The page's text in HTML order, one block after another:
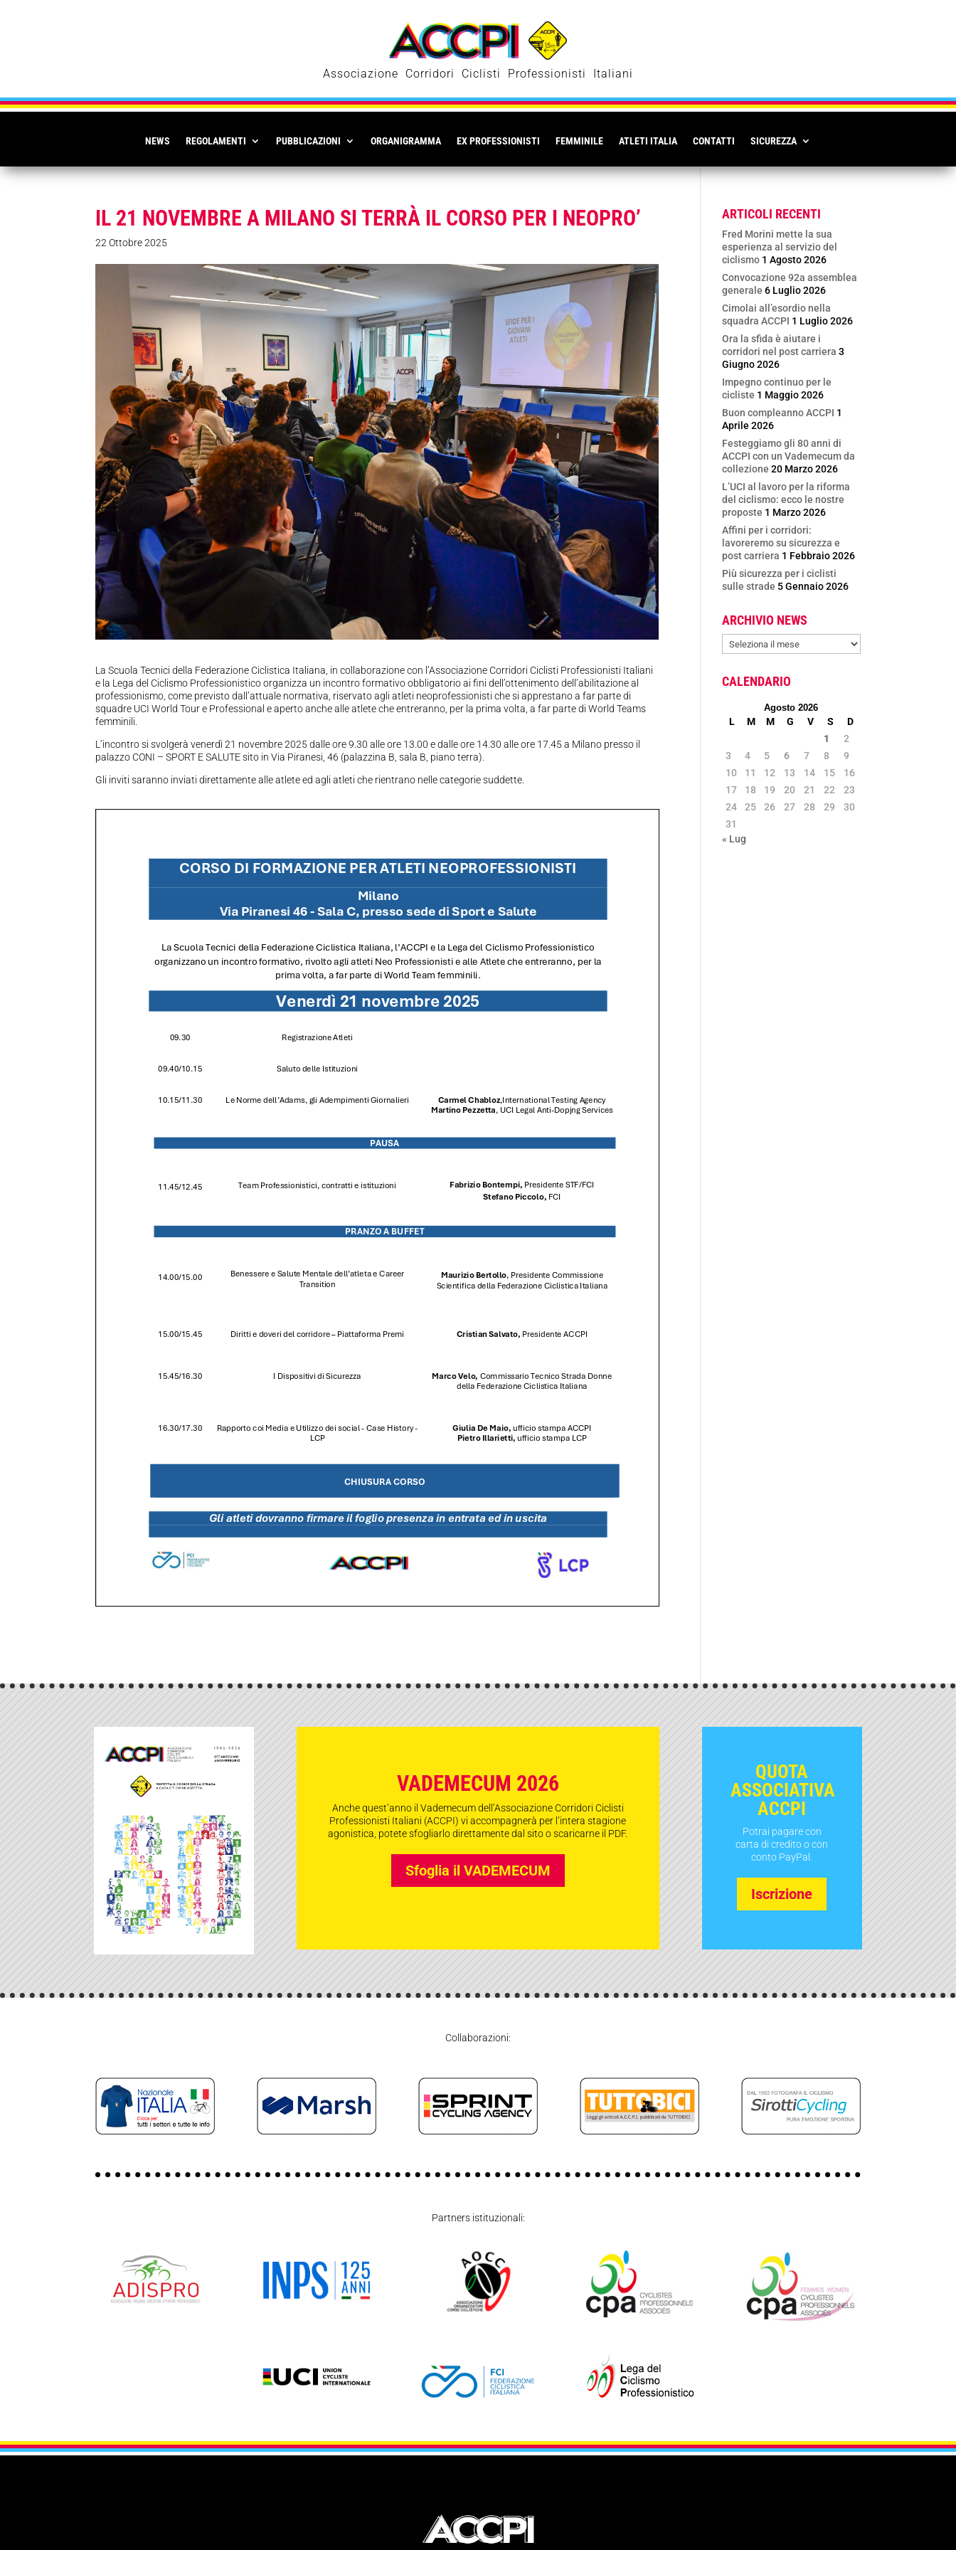
Associazione Corridori Ciclisti Professionisti Italiani
NEWS REGOLAMENTI PUBBLICAZIONI ORGANIGRAMMA EX PROFESSIONISTI FEMMINILE ATLETI ITALIA CONTATTI SICUREZZA
IL 21 NOVEMBRE A MILANO SI TERRÀ IL CORSO PER I NEOPRO’
22 Ottobre 2025
La Scuola Tecnici della Federazione Ciclistica Italiana, in collaborazione con l’Associazione Corridori Ciclisti Professionisti Italiani
e la Lega del Ciclismo Professionistico organizza un incontro formativo obbligatorio ai fini dell’ottenimento dell’abilitazione al
professionismo, come previsto dall’attuale normativa, riservato agli atleti neoprofessionisti che si apprestano a far parte di
squadre UCI World Tour e Professional e aperto anche alle atlete che entreranno, per la prima volta, a far parte di World Teams
femminili.
L’incontro si svolgerà venerdì 21 novembre 2025 dalle ore 9.30 alle ore 13.00 e dalle ore 14.30 alle ore 17.45 a Milano presso il
palazzo CONI – SPORT E SALUTE sito in Via Piranesi, 46 (palazzina B, sala B, piano terra).
Gli inviti saranno inviati direttamente alle atlete ed agli atleti che rientrano nelle categorie suddette.
ARTICOLI RECENTI
Fred Morini mette la sua
esperienza al servizio del
ciclismo 1 Agosto 2026
Convocazione 92a assemblea
generale 6 Luglio 2026
Cimolai all’esordio nella
squadra ACCPI 1 Luglio 2026
Ora la sfida è aiutare i
corridori nel post carriera 3
Giugno 2026
Impegno continuo per le
cicliste 1 Maggio 2026
Buon compleanno ACCPI 1
Aprile 2026
Festeggiamo gli 80 anni di
ACCPI con un Vademecum da
collezione 20 Marzo 2026
L’UCI al lavoro per la riforma
del ciclismo: ecco le nostre
proposte 1 Marzo 2026
Affini per i corridori:
lavoreremo su sicurezza e
post carriera 1 Febbraio 2026
Più sicurezza per i ciclisti
sulle strade 5 Gennaio 2026
ARCHIVIO NEWS
ARCHIVIO
NEWS
CALENDARIO
Agosto 2026
L M M G V S
D
1
2
3
4 5 6 7 8
9
10
11 12 13 14 15
16
17
18 19 20 21 22
23
24
25 26 27 28 29
30
31
« Lug
VADEMECUM 2026
Anche quest’anno il Vademecum dell’Associazione Corridori Ciclisti
Professionisti Italiani (ACCPI) vi accompagnerà per l’intera stagione
agonistica, potete sfogliarlo direttamente dal sito o scaricarne il PDF.
Sfoglia il VADEMECUM
QUOTA
ASSOCIATIVA
ACCPI
Potrai pagare con
carta di credito o con
conto PayPal.
Iscrizione
Collaborazioni:
Partners istituzionali: